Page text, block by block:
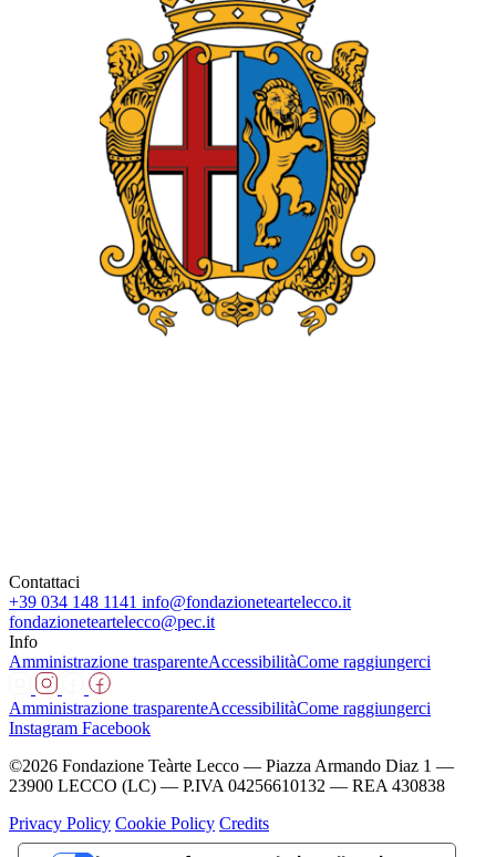
Contattaci
+39 034 148 1141 info@fondazioneteartelecco.it
fondazioneteartelecco@pec.it
Info
Amministrazione trasparenteAccessibilitàCome raggiungerci
Amministrazione trasparenteAccessibilitàCome raggiungerci
Instagram Facebook
©2026 Fondazione Teàrte Lecco — Piazza Armando Diaz 1 —
23900 LECCO (LC) — P.IVA 04256610132 — REA 430838
Privacy Policy Cookie Policy Credits